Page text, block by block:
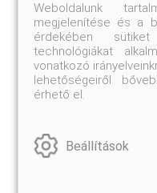
Weboldalunk
megjelenítése és a
érdekében
technológiákat
vonatkozó
lehetőségeiről
érhető el.
Beállítások